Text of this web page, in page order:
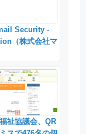
Security -
（株式会社マ
祉協議会、QR